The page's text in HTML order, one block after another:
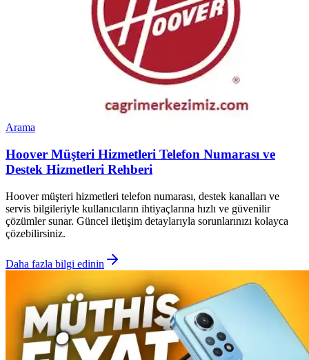
Arama
Hoover Müşteri Hizmetleri Telefon Numarası ve
Destek Hizmetleri Rehberi
Hoover müşteri hizmetleri telefon numarası, destek kanalları ve
servis bilgileriyle kullanıcıların ihtiyaçlarına hızlı ve güvenilir
çözümler sunar. Güncel iletişim detaylarıyla sorunlarınızı kolayca
çözebilirsiniz.
Daha fazla bilgi edinin